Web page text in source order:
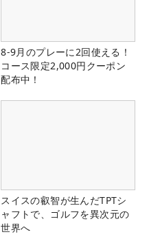
8-9月のプレーに2回使える！
コース限定2,000円クーポン
配布中！
スイスの叡智が生んだTPTシ
ャフトで、ゴルフを異次元の
世界へ